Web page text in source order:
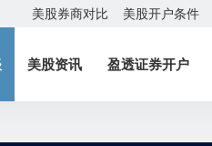
美股券商对比 美股开户条件
美股资讯 盈透证券开户